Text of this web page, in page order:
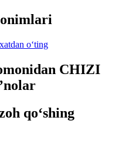
o‘ting
CHIZI
qo‘shing